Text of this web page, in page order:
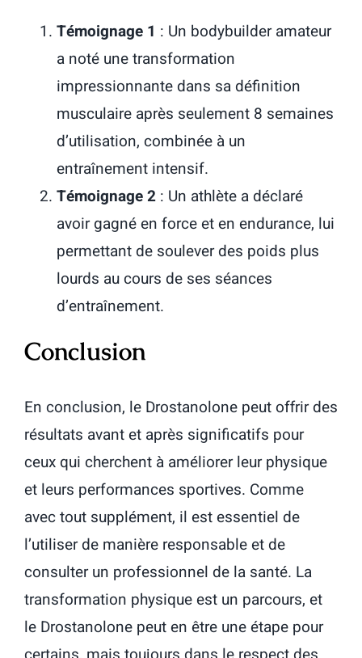
Témoignage 1 : Un bodybuilder amateur
a noté une transformation
impressionnante dans sa définition
musculaire après seulement 8 semaines
d’utilisation, combinée à un
entraînement intensif.
Témoignage 2 : Un athlète a déclaré
avoir gagné en force et en endurance, lui
permettant de soulever des poids plus
lourds au cours de ses séances
d’entraînement.
Conclusion
En conclusion, le Drostanolone peut offrir des
résultats avant et après significatifs pour
ceux qui cherchent à améliorer leur physique
et leurs performances sportives. Comme
avec tout supplément, il est essentiel de
l’utiliser de manière responsable et de
consulter un professionnel de la santé. La
transformation physique est un parcours, et
le Drostanolone peut en être une étape pour